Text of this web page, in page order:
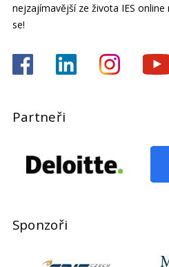
nejzajímavější ze života IES
se!
Partneři
Sponzoři